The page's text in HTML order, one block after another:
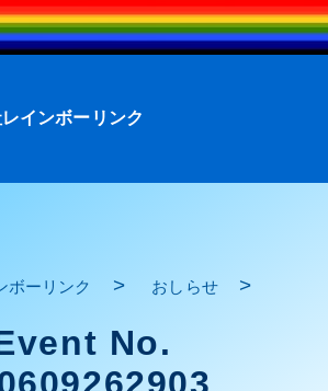
インボーリンク
ボーリンク > おしらせ>
No.